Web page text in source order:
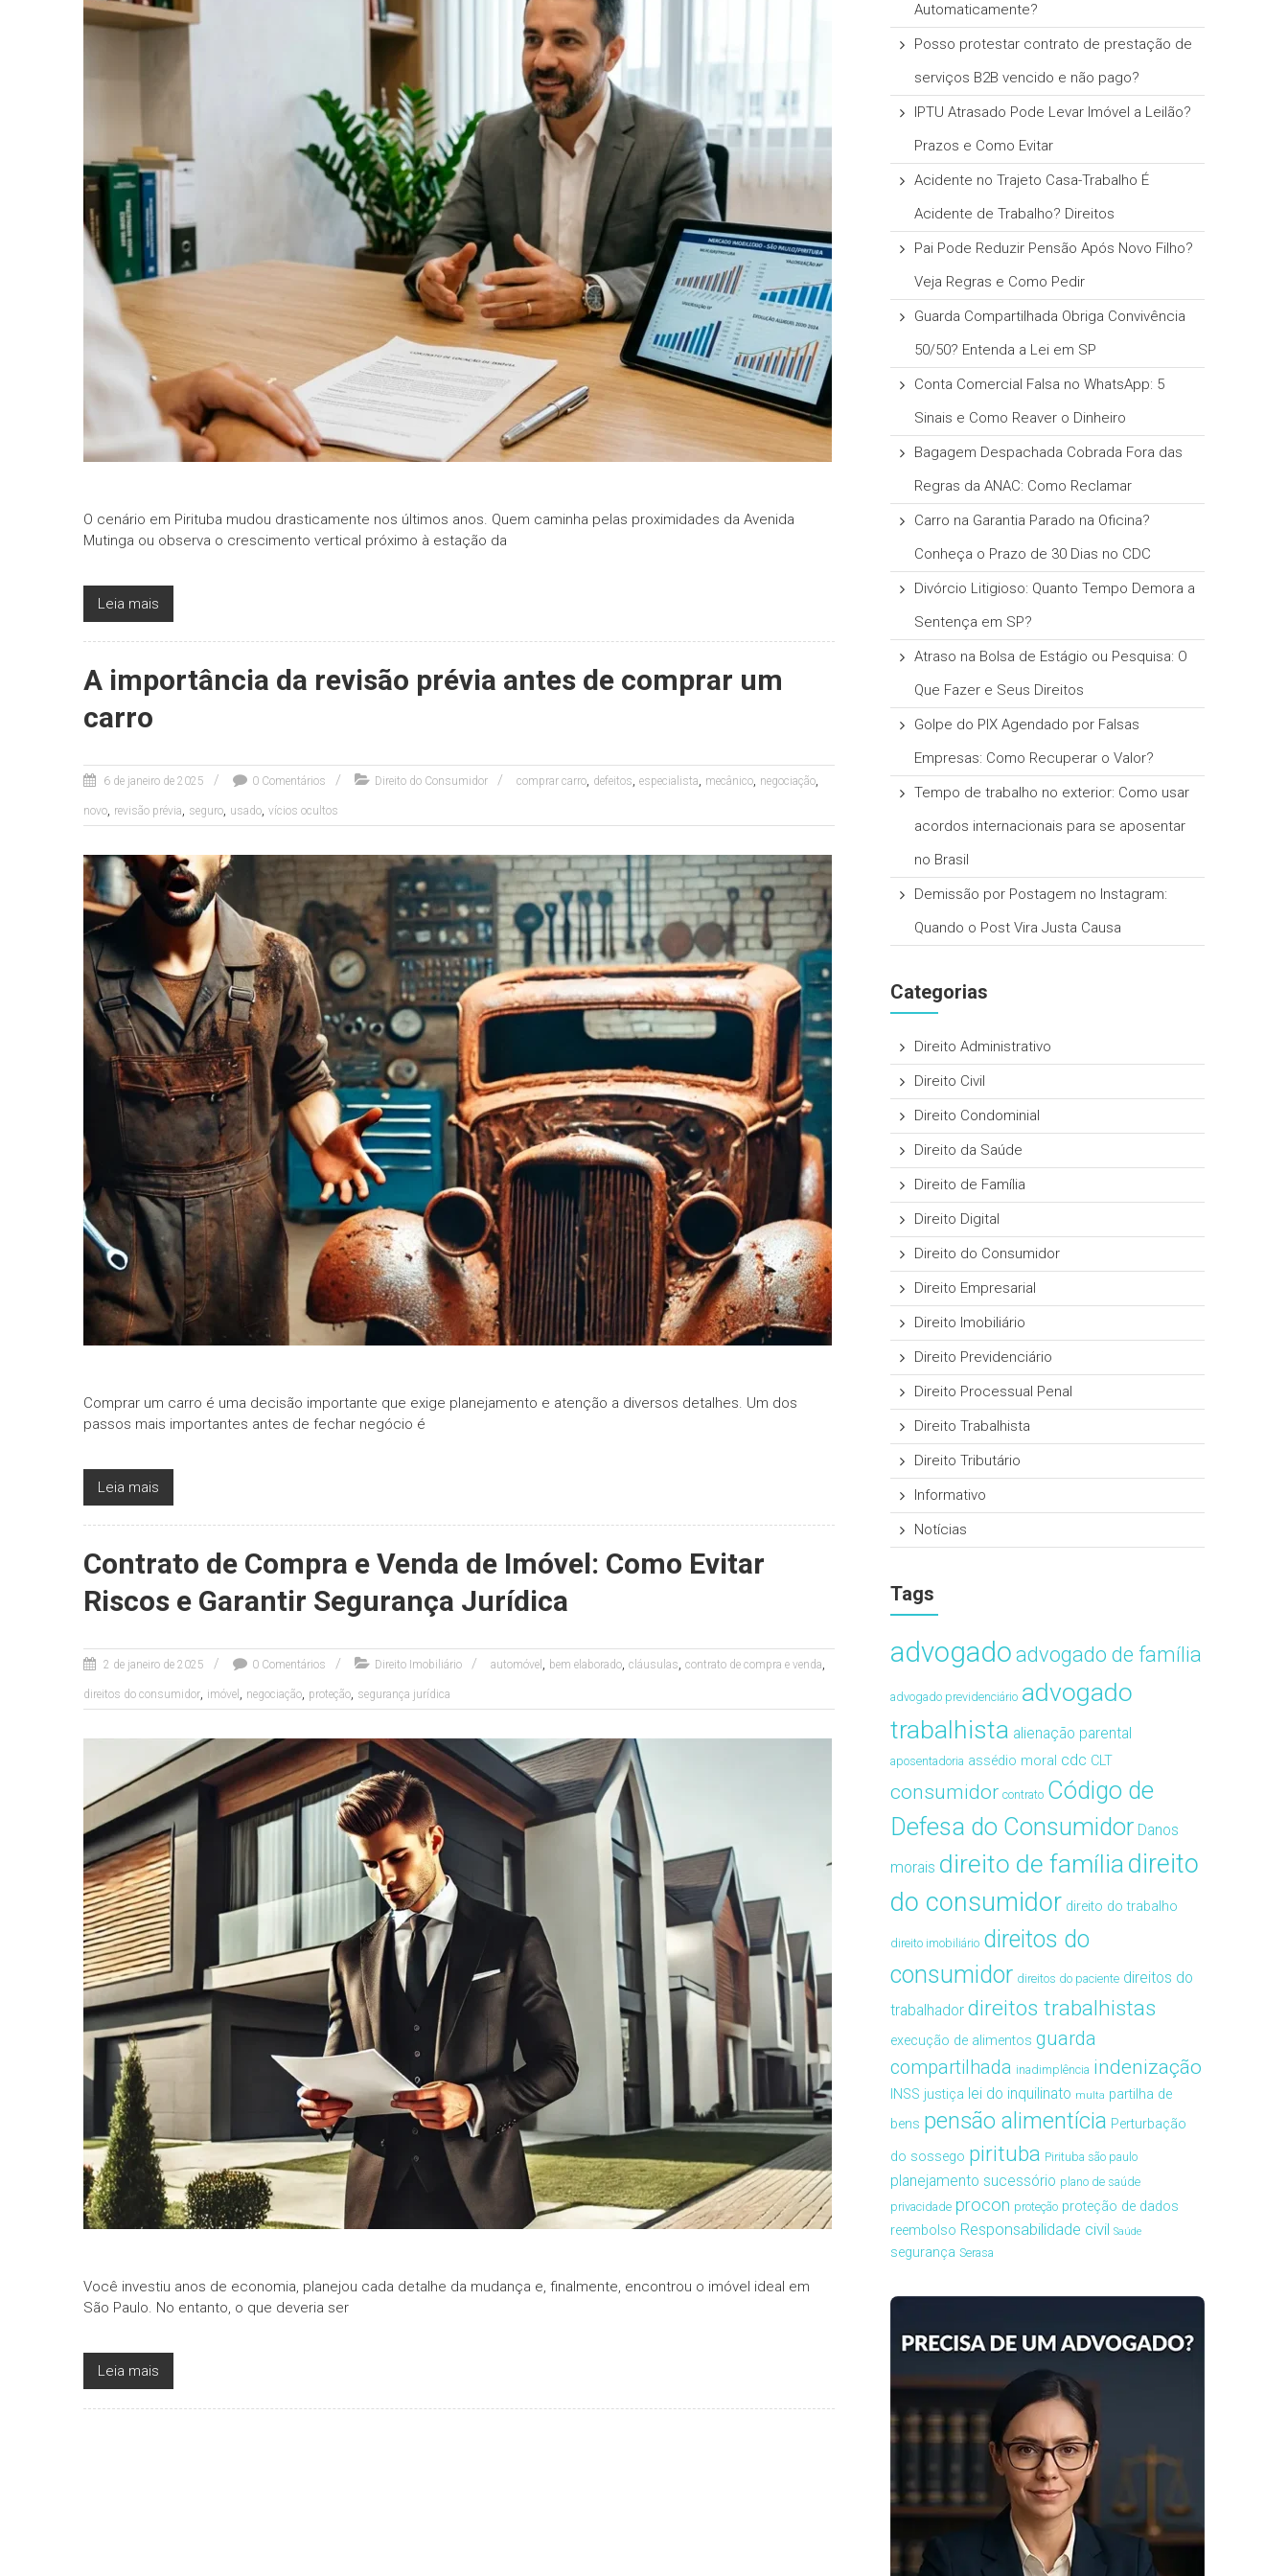
informe-nos
a sua
O cenário em Pirituba mudou drasticamente nos últimos anos. Quem caminha pelas proximidades da Avenida
Mutinga ou observa o crescimento vertical próximo à estação da
Leia mais
A importância da revisão prévia antes de comprar um
carro
6 de janeiro de 2025 0 Comentários Direito do Consumidor comprar carro, defeitos, especialista, mecânico, negociação,
novo, revisão prévia, seguro, usado, vícios ocultos
Comprar um carro é uma decisão importante que exige planejamento e atenção a diversos detalhes. Um dos
passos mais importantes antes de fechar negócio é
Leia mais
Contrato de Compra e Venda de Imóvel: Como Evitar
Riscos e Garantir Segurança Jurídica
2 de janeiro de 2025 0 Comentários Direito Imobiliário automóvel , bem elaborado, cláusulas, contrato de compra e venda,
direitos do consumidor, imóvel , negociação, proteção, segurança jurídica
Você investiu anos de economia, planejou cada detalhe da mudança e, finalmente, encontrou o imóvel ideal em
São Paulo. No entanto, o que deveria ser
Leia mais
Automaticamente?
Posso protestar contrato de prestação de
serviços B2B vencido e não pago?
IPTU Atrasado Pode Levar Imóvel a Leilão?
Prazos e Como Evitar
Acidente no Trajeto Casa-Trabalho É
Acidente de Trabalho? Direitos
Pai Pode Reduzir Pensão Após Novo Filho?
Veja Regras e Como Pedir
Guarda Compartilhada Obriga Convivência
50/50? Entenda a Lei em SP
Conta Comercial Falsa no WhatsApp: 5
Sinais e Como Reaver o Dinheiro
Bagagem Despachada Cobrada Fora das
Regras da ANAC: Como Reclamar
Carro na Garantia Parado na Oficina?
Conheça o Prazo de 30 Dias no CDC
Divórcio Litigioso: Quanto Tempo Demora a
Sentença em SP?
Atraso na Bolsa de Estágio ou Pesquisa: O
Que Fazer e Seus Direitos
Golpe do PIX Agendado por Falsas
Empresas: Como Recuperar o Valor?
Tempo de trabalho no exterior: Como usar
acordos internacionais para se aposentar
no Brasil
Demissão por Postagem no Instagram:
Quando o Post Vira Justa Causa
Categorias
Direito Administrativo
Direito Civil
Direito Condominial
Direito da Saúde
Direito de Família
Direito Digital
Direito do Consumidor
Direito Empresarial
Direito Imobiliário
Direito Previdenciário
Direito Processual Penal
Direito Trabalhista
Direito Tributário
Informativo
Notícias
Tags
advogado advogado de família
advogado previdenciário advogado
trabalhista alienação parental
aposentadoria assédio moral cdc CLT
consumidor contrato Código de
Defesa do Consumidor Danos
morais direito de famíliadireito
do consumidor direito do trabalho
direito imobiliário direitos do
consumidor direitos do paciente direitos do
trabalhador direitos trabalhistas
execução de alimentos guarda
compartilhada inadimplência indenização
INSS justiça lei do inquilinato multa partilha de
bens pensão alimentícia Perturbação
do sossego pirituba Pirituba são paulo
planejamento sucessório plano de saúde
privacidade procon proteção proteção de dados
reembolso Responsabilidade civil Saúde
segurança Serasa